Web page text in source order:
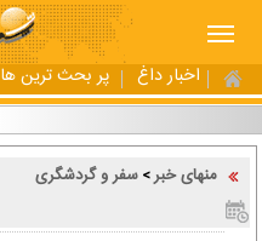
اخبار داغ پر بحث ترین ها
منهای خبر> سفر و گردشگری